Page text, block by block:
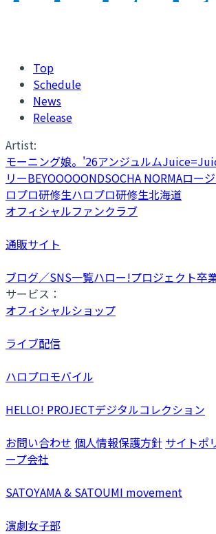
Top
Schedule
News
Release
Artist:
モーニング娘。'26アンジュルム
リーBEYOOOOONDSOCHA NORMAロー
ロプロ研修生ハロプロ研修生北海道
オフィシャルファンクラブ
通販サイト
ブログ／SNS一覧ハロー!プロジェクト卒
サービス：
オフィシャルショップ
ライブ配信
ハロプロモバイル
HELLO! PROJECTデジタルコレクション
お問い合わせ 個人情報保護方針 サイトポ
ープ会社
SATOYAMA & SATOUMI movement
演劇女子部